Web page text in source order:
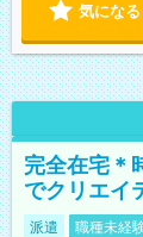
気になる
完全在宅＊
でクリエイ
派遣 職種未経